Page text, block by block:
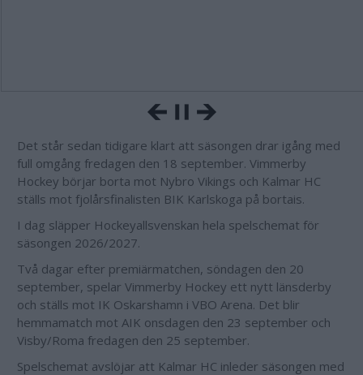
Det står sedan tidigare klart att säsongen drar igång med
full omgång fredagen den 18 september. Vimmerby
Hockey börjar borta mot Nybro Vikings och Kalmar HC
ställs mot fjolårsfinalisten BIK Karlskoga på bortais.
I dag släpper Hockeyallsvenskan hela spelschemat för
säsongen 2026/2027.
Två dagar efter premiärmatchen, söndagen den 20
september, spelar Vimmerby Hockey ett nytt länsderby
och ställs mot IK Oskarshamn i VBO Arena. Det blir
hemmamatch mot AIK onsdagen den 23 september och
Visby/Roma fredagen den 25 september.
Spelschemat avslöjar att Kalmar HC inleder säsongen med